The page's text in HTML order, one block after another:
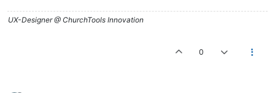
UX-Designer @ ChurchTools Innovation
0